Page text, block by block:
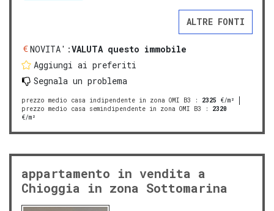
ALTRE FONTI
NOVITA':VALUTA questo immobile
Aggiungi ai preferiti
Segnala un problema
prezzo medio casa indipendente in zona OMI B3 : 2325 €/m²
prezzo medio casa semindipendente in zona OMI B3 : 2320
€/m²
appartamento in vendita a
Chioggia in zona Sottomarina